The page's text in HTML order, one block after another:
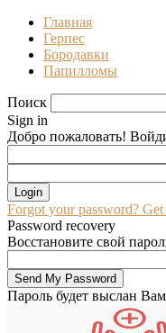
Главная
Герпес
Бородавки
Папилломы
Поиск
Sign in
Добро пожаловать!
Forgot your password?
Password recovery
Восстановите свой
Пароль будет выслан